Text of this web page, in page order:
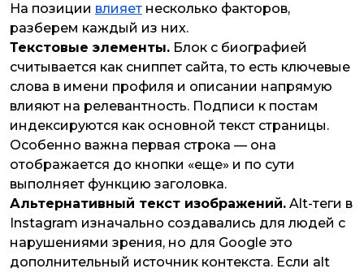
На позиции влияет несколько факторов,
разберем каждый из них.
Текстовые элементы. Блок с биографией
считывается как сниппет сайта, то есть ключевые
слова в имени профиля и описании напрямую
влияют на релевантность. Подписи к постам
индексируются как основной текст страницы.
Особенно важна первая строка — она
отображается до кнопки «еще» и по сути
выполняет функцию заголовка.
Альтернативный текст изображений. Alt-теги в
Instagram изначально создавались для людей с
нарушениями зрения, но для Google это
дополнительный источник контекста. Если alt